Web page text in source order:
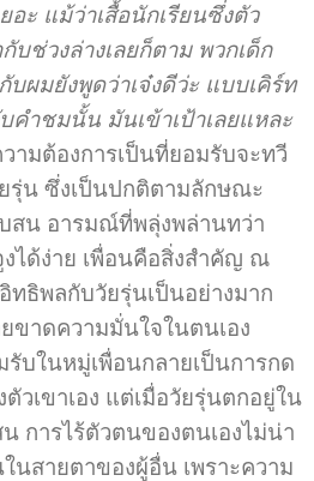
อะ แม้ว่าเสื้อนักเรียนซึ่งตัว
บช่วงล่างเลยก็ตาม พวกเด็ก
บผมยังพูดว่าเจ๋งดีว่ะ แบบเคิร์ท
คำชมนั้น มันเข้าเป้าเลยแหละ
ามต้องการเป็นที่ยอมรับจะทวี
รุ่น ซึ่งเป็นปกติตามลักษณะ
สน อารมณ์ที่พลุ่งพล่านทว่า
ได้ง่าย เพื่อนคือสิ่งสำคัญ ณ
ทธิพลกับวัยรุ่นเป็นอย่างมาก
ขาดความมั่นใจในตนเอง
รับในหมู่เพื่อนกลายเป็นการกด
วเขาเอง แต่เมื่อวัยรุ่นตกอยู่ใน
การไร้ตัวตนของตนเองไม่น่า
นสายตาของผู้อื่น เพราะความ